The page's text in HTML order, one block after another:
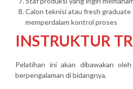
Calon teknisi atau fresh graduate
memperdalam kontrol proses
INSTRUKTUR
Pelatihan ini akan dibawakan
berpengalaman di bidangnya.